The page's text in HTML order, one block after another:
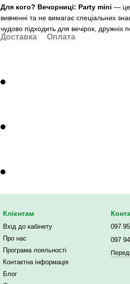
Для кого? Вечорниці: Party mini — це
вивченні та не вимагає спеціальних
чудово підходить для вечірок, дружніх
Доставка Оплата
Клієнтам
Вхід до кабінету
Про нас
Програма лояльності
Контактна інформація
Блог
097
097